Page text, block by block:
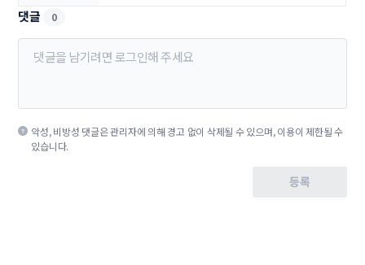
댓글 0
악성, 비방성 댓글은 관리자에 의해 경고 없이 삭제될 수 있으며, 이용이 제한될 수
있습니다.
등록